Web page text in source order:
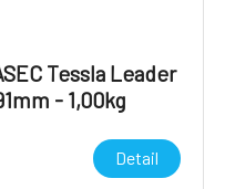
Tessla Leader
- 1,00kg
Detail